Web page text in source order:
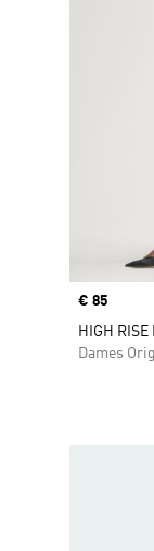
Price
€ 85
HIGH
Dames